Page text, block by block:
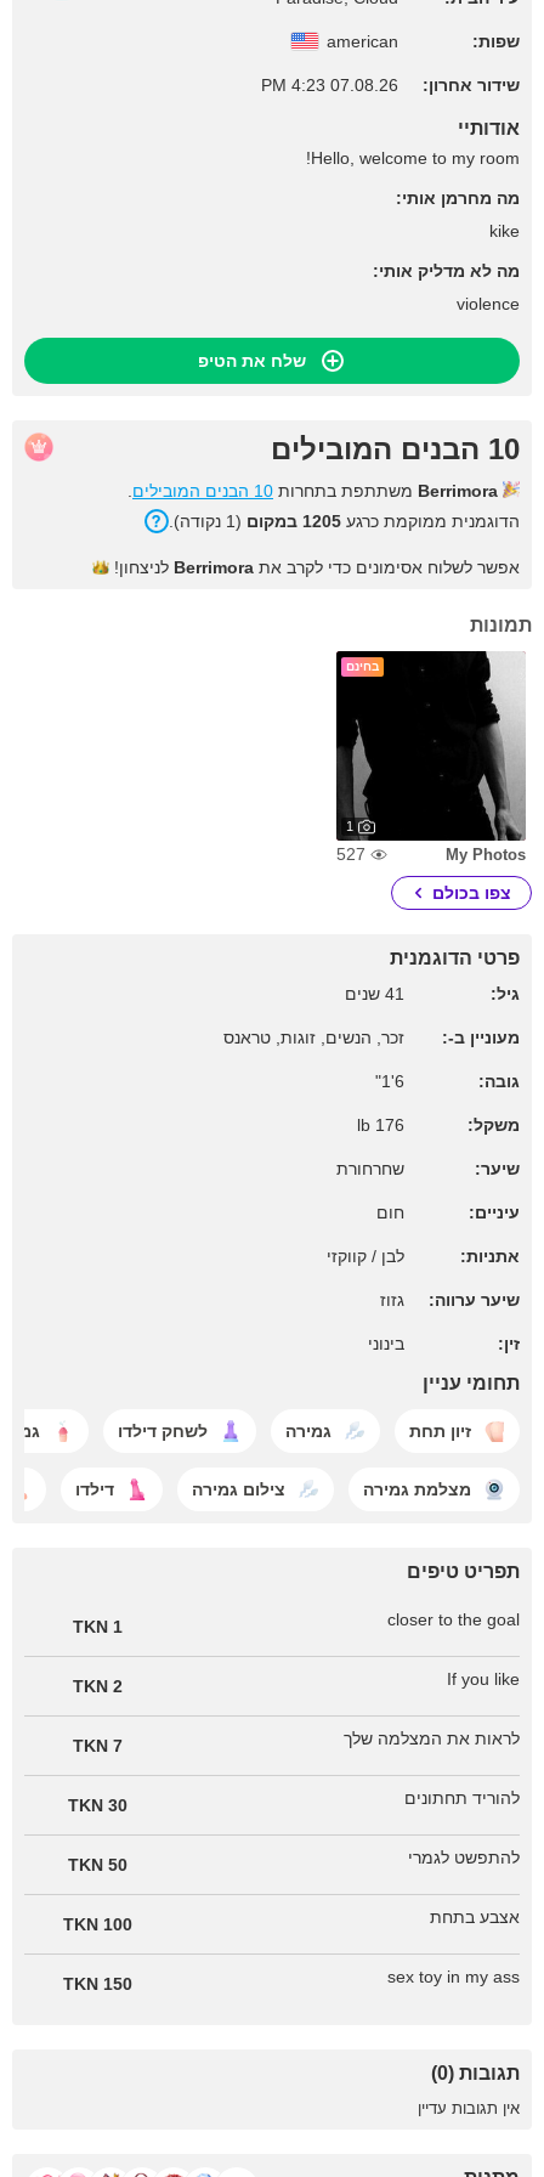
שפות: american
שידור אחרון: 07.08.26 4:23 PM
אודותיי
Hello, welcome to my room!
מה מחרמן אותי:
kike
מה לא מדליק אותי:
violence
שלח את הטיפ
10 הבנים המובילים
Berrimora משתתפת בתחרות 10 הבנים המובילים
הדוגמנית ממוקמת כרגע 1205 במקום (1 נקודה).
אפשר לשלוח אסימונים כדי לקרב את Berrimora לניצחון!
תמונות
בחינם
1
My Photos
527
צפו בכולם
פרטי הדוגמנית
גיל: 41 שנים
מעוניין ב-: זכר, הנשים, זוגות, טראנס
גובה: 6'1"
משקל: 176 lb
שיער: שחרחורת
עיניים: חום
אתניות: לבן / קווקזי
שיער ערווה: גזוז
זין: בינוני
תחומי עניין
זיון תחת גמירה לשחק דילדו
מצלמת גמירה צילום גמירה דילדו
תפריט טיפים
closer to the goal
1 TKN
If you like
2 TKN
לראות את המצלמה שלך 7 TKN
להוריד תחתונים 30 TKN
להתפשט לגמרי 50 TKN
אצבע בתחת 100 TKN
sex toy in my ass
150 TKN
תגובות (0)
אין תגובות עדיין